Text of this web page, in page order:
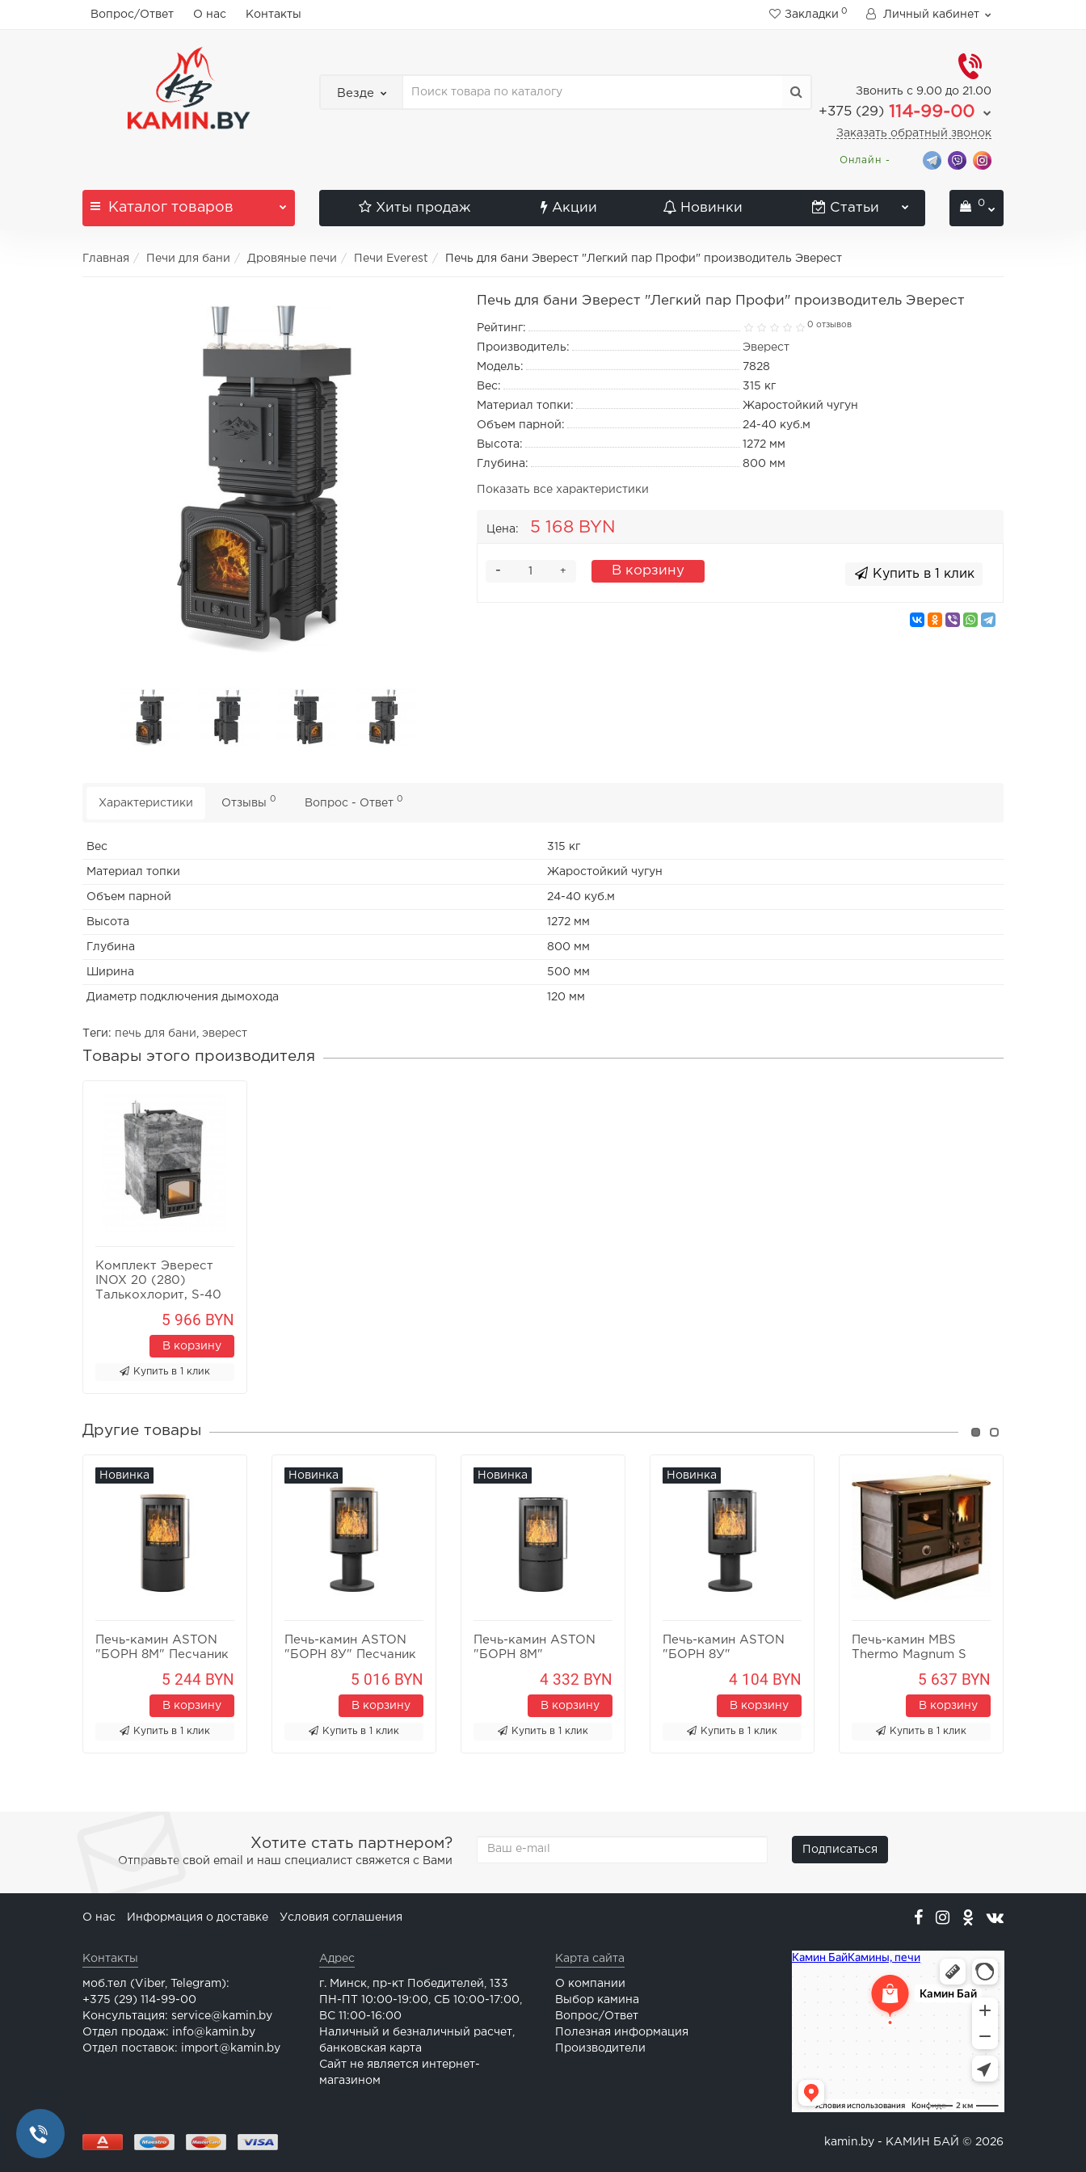
Вопрос/Ответ О нас Контакты Закладки 0 Личный кабинет
Везде Звонить с 9.00 до 21.00
+375 (29) 114-99-00
Заказать обратный звонок
Онлайн -
Каталог товаров Хиты продаж Акции Новинки Статьи 0
Главная Печи для бани Дровяные печи Печи Everest Печь для бани Эверест "Легкий пар Профи" производитель Эверест
Печь для бани Эверест "Легкий пар Профи" производитель Эверест
Рейтинг: 0 отзывов
Производитель:
Эверест
Модель:
7828
Вес:
315 кг
Материал топки:
Жаростойкий чугун
Объем парной:
24-40 куб.м
Высота:
1272 мм
Глубина:
800 мм
Показать все характеристики
Цена: 5 168 BYN
+
- В корзину Купить в 1 клик
Характеристики Отзывы 0 Вопрос - Ответ 0
Вес 315 кг
Материал топки Жаростойкий чугун
Объем парной 24-40 куб.м
Высота 1272 мм
Глубина 800 мм
Ширина 500 мм
Диаметр подключения дымохода 120 мм
Теги: печь для бани эверест
Товары этого производителя
Комплект Эверест
INOX 20 (280)
Талькохлорит, S-40
5 966 BYN
В корзину
Купить в 1 клик
Другие товары
Новинка
Печь-камин ASTON
"БОРН 8М" Песчаник
5 244 BYN
В корзину
Купить в 1 клик
Новинка
Печь-камин ASTON
"БОРН 8У" Песчаник
5 016 BYN
В корзину
Купить в 1 клик
Новинка
Печь-камин ASTON
"БОРН 8М"
4 332 BYN
В корзину
Купить в 1 клик
Новинка
Печь-камин ASTON
"БОРН 8У"
4 104 BYN
В корзину
Купить в 1 клик
Печь-камин MBS
Thermo Magnum S
5 637 BYN
В корзину
Купить в 1 клик
Хотите стать партнером?
Отправьте свой email и наш специалист свяжется с Вами
Подписаться
О нас Информация о доставке Условия соглашения
Контакты
моб.тел (Viber, Telegram):
+375 (29) 114-99-00
Консультация: service@kamin.by
Отдел продаж: info@kamin.by
Отдел поставок: import@kamin.by
Адрес
г. Минск, пр-кт Победителей, 133
ПН-ПТ 10:00-19:00, СБ 10:00-17:00,
ВС 11:00-16:00
Наличный и безналичный расчет,
банковская карта
Сайт не является интернет-
магазином
Карта сайта
О компании
Выбор камина
Вопрос/Ответ
Полезная информация
Производители
kamin.by - КАМИН БАЙ © 2026
Менеджер сайта